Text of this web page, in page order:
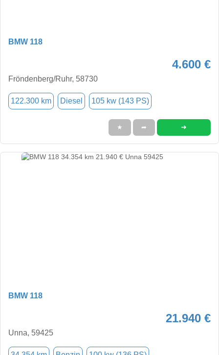
BMW 118
4.600 €
Fröndenberg/Ruhr, 58730
122.300 km Diesel 105 kw (143 PS)
★ ➦ ➜
BMW 118
21.940 €
Unna, 59425